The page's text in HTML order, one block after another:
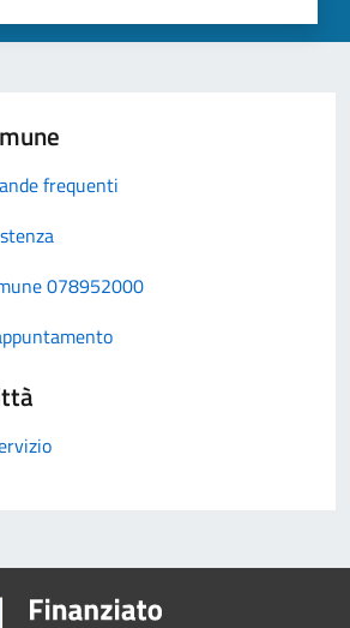
frequenti
078952000